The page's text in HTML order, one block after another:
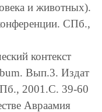
и животных).
СПб.,
контекст
Вып.3. Издат
2001.С. 39-60
Авраамия